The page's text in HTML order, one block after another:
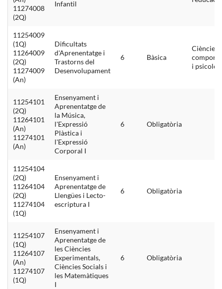
11274008
(2Q)
Infantil
11254009
(1Q)
11264009
(2Q)
11274009
(An)
Dificultats
d'Aprenentatge i
Trastorns del
Desenvolupament
6 Bàsica
Ciències
i
11254101
(2Q)
11264101
(An)
11274101
(An)
Ensenyament i
Aprenentatge de
la Música,
l'Expressió
Plàstica i
l'Expressió
Corporal I
6 Obligatòria
11254104
(2Q)
11264104
(2Q)
11274104
(1Q)
Ensenyament i
Aprenentatge de
Llengües i Lecto-
escriptura I
6 Obligatòria
11254107
(1Q)
11264107
(An)
11274107
(1Q)
Ensenyament i
Aprenentatge de
les Ciències
Experimentals,
Ciències Socials i
les Matemàtiques
I
6 Obligatòria